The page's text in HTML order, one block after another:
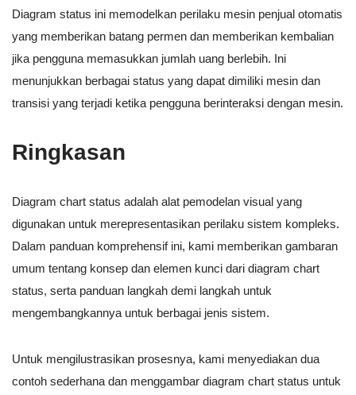
Diagram status ini memodelkan perilaku mesin penjual otomatis
yang memberikan batang permen dan memberikan kembalian
jika pengguna memasukkan jumlah uang berlebih. Ini
menunjukkan berbagai status yang dapat dimiliki mesin dan
transisi yang terjadi ketika pengguna berinteraksi dengan mesin.
Ringkasan
Diagram chart status adalah alat pemodelan visual yang
digunakan untuk merepresentasikan perilaku sistem kompleks.
Dalam panduan komprehensif ini, kami memberikan gambaran
umum tentang konsep dan elemen kunci dari diagram chart
status, serta panduan langkah demi langkah untuk
mengembangkannya untuk berbagai jenis sistem.
Untuk mengilustrasikan prosesnya, kami menyediakan dua
contoh sederhana dan menggambar diagram chart status untuk